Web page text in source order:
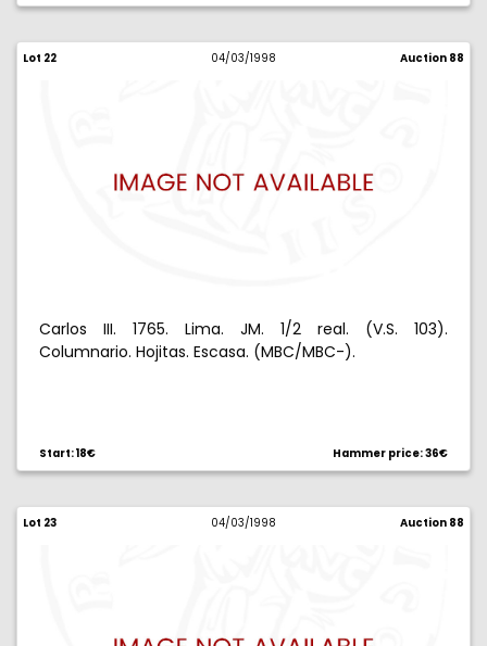
Lot 22 04/03/1998 Auction 88
Carlos III. 1765. Lima. JM. 1/2 real. (V.S. 103).
Columnario. Hojitas. Escasa. (MBC/MBC-).
Start: 18€ Hammer price: 36€
Lot 23 04/03/1998 Auction 88